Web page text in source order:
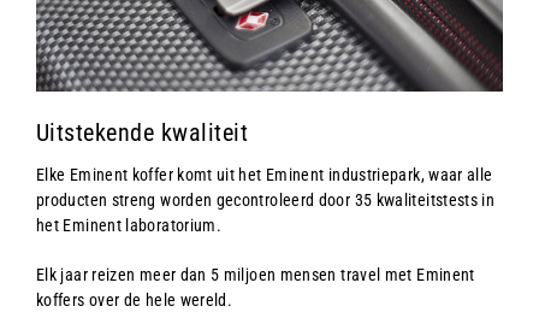
Uitstekende kwaliteit
Elke Eminent koffer komt uit het Eminent industriepark, waar alle
producten streng worden gecontroleerd door 35 kwaliteitstests in
het Eminent laboratorium.
Elk jaar reizen meer dan 5 miljoen mensen travel met Eminent
koffers over de hele wereld.